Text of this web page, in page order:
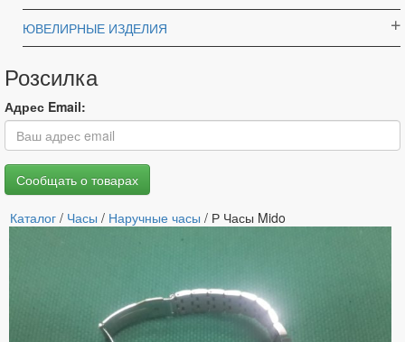
ЮВЕЛИРНЫЕ ИЗДЕЛИЯ
Розсилка
Адрес Email:
Каталог / Часы / Наручные часы / Р Часы Mido